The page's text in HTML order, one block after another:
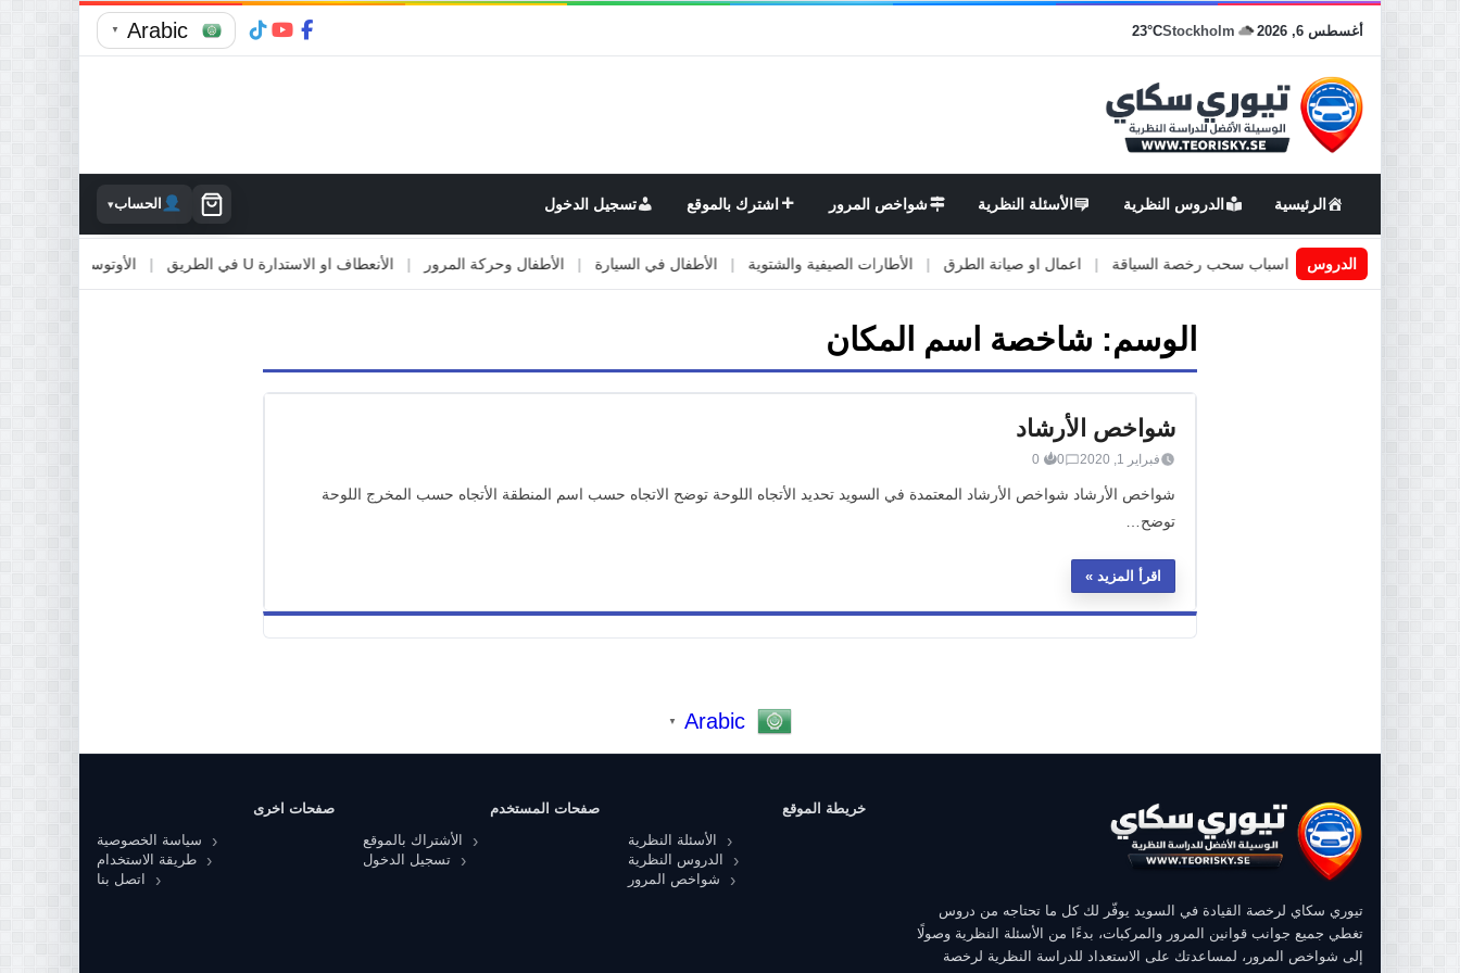
أغسطس 6, 2026 Stockholm
23°C
Arabic
▼
الرئيسية الدروس النظرية الأسئلة النظرية شواخص المرور اشترك بالموقع تسجيل الدخول الحساب▾
الدروس
| اسباب سحب رخصة السياقة | اعمال او صيانة الطرق | الأطارات الصيفية والشتوية | الأطفال في السيارة | الأطفال وحركة المرور | الأنعطاف او الاستدارة U في الطريق | الأوتوستراد والطرق السريعة
الوسم: شاخصة اسم المكان
شواخص الأرشاد
فبراير 1, 2020 0
0
شواخص الأرشاد شواخص الأرشاد المعتمدة في السويد تحديد الأتجاه اللوحة توضح الاتجاه حسب اسم المنطقة الأتجاه حسب المخرج اللوحة
توضح…
اقرأ المزيد
Arabic
▼
تيوري سكاي لرخصة القيادة في السويد يوفّر لك كل ما تحتاجه من دروس
تغطي جميع جوانب قوانين المرور والمركبات، بدءًا من الأسئلة النظرية وصولًا
إلى شواخص المرور، لمساعدتك على الاستعداد للدراسة النظرية لرخصة
خريطة الموقع
الأسئلة النظرية
الدروس النظرية
شواخص المرور
صفحات المستخدم
الأشتراك بالموقع
تسجيل الدخول
صفحات اخرى
سياسة الخصوصية
طريقة الاستخدام
اتصل بنا